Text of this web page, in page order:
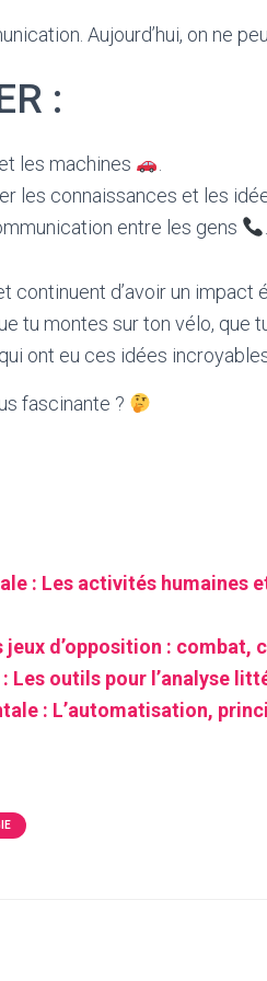
Aujourd’hui, on ne
:
les machines
les connaissances et les
entre les gens
continuent d’avoir un impact
tu montes sur ton vélo, que
ont eu ces idées
fascinante ?
: Les activités humaines
jeux d’opposition : combat,
Les outils pour l’analyse
: L’automatisation,